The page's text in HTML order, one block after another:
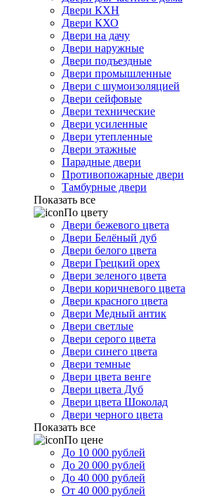
Двери КХН
Двери КХО
Двери на дачу
Двери наружные
Двери подъездные
Двери промышленные
Двери с шумоизоляцией
Двери сейфовые
Двери технические
Двери усиленные
Двери утепленные
Двери этажные
Парадные двери
Противопожарные двери
Тамбурные двери
Показать все
По цвету
Двери бежевого цвета
Двери Белёный дуб
Двери белого цвета
Двери Грецкий орех
Двери зеленого цвета
Двери коричневого цвета
Двери красного цвета
Двери Медный антик
Двери светлые
Двери серого цвета
Двери синего цвета
Двери темные
Двери цвета венге
Двери цвета Дуб
Двери цвета Шоколад
Двери черного цвета
Показать все
По цене
До 10 000 рублей
До 20 000 рублей
До 40 000 рублей
От 40 000 рублей